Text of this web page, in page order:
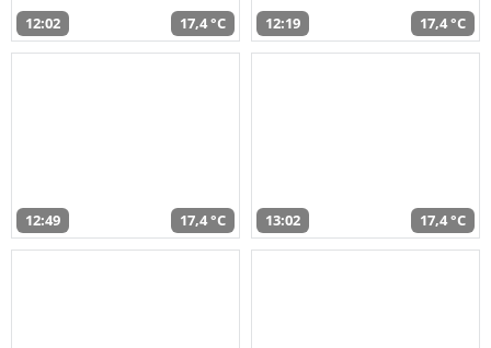
12:02 17,4 °C 12:19 17,4 °C
12:49 17,4 °C 13:02 17,4 °C